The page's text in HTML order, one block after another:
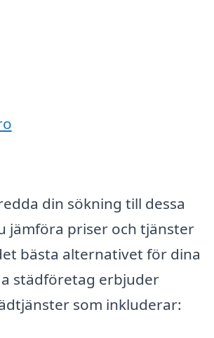
din sökning till dessa
jämföra priser och tjänster
bästa alternativet för dina
städföretag erbjuder
som inkluderar: